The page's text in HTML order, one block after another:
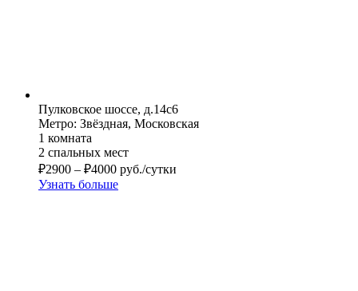
Пулковское шоссе, д.14с6
Метро: Звёздная, Московская
1 комната
2 спальных мест
₽2900 – ₽4000 руб./сутки
Узнать больше